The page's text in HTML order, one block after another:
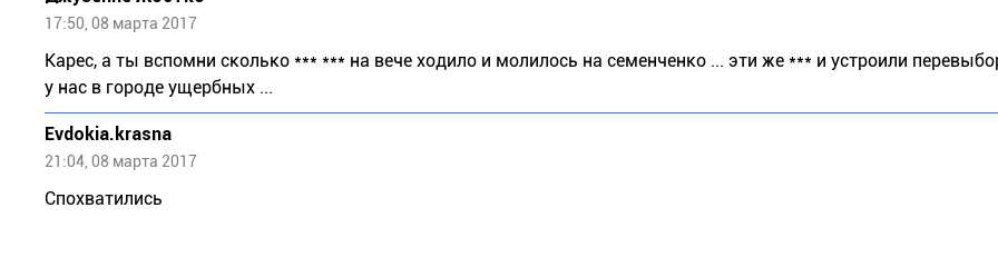
17:50, 08 марта 2017
Каpес, а ты вспомни сколько *** *** на вече ходило и молилось на семенченко ... эти же *** и устроили
у нас в городе ущербных ...
Evdokia.krasna
21:04, 08 марта 2017
Спохватились